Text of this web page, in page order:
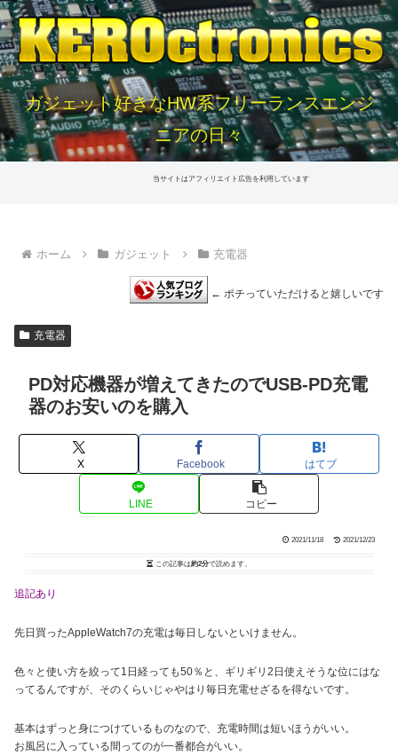
ガジェット好きなHW系フリーランスエンジ
ニアの日々
当サイトはアフィリエイト広告を利用しています
ホーム ガジェット 充電器
← ポチっていただけると嬉しいです
充電器
PD対応機器が増えてきたのでUSB-PD充電
器のお安いのを購入
X Facebook はてブ
LINE コピー
2021/11/18 2021/12/23
この記事は約2分で読めます。
追記あり
先日買ったAppleWatch7の充電は毎日しないといけません。
色々と使い方を絞って1日経っても50％と、ギリギリ2日使えそうな位にはな
ってるんですが、そのくらいじゃやはり毎日充電せざるを得ないです。
基本はずっと身につけているものなので、充電時間は短いほうがいい。
お風呂に入っている間ってのが一番都合がいい。